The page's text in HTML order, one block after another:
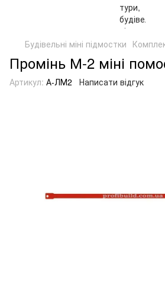
Будівельні міні підмостки
Промінь М-2 міні
Артикул: А-ЛМ2 Написати відгук